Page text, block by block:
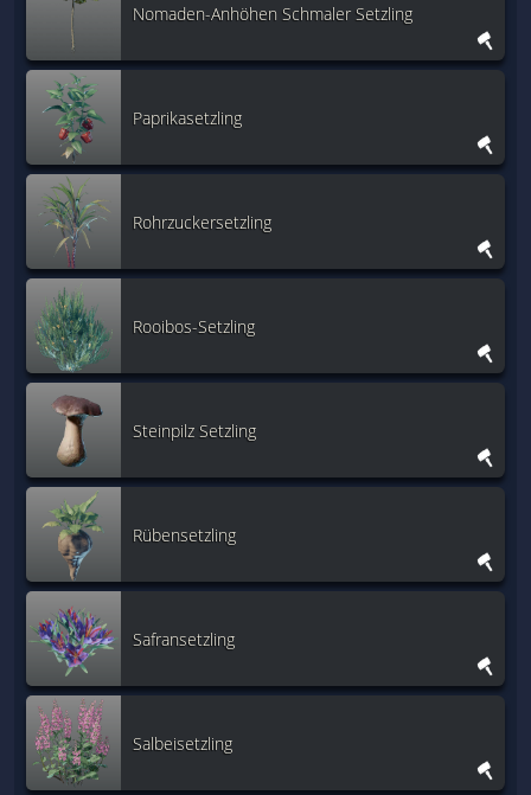
Nomaden-Anhöhen Schmaler Setzling
Paprikasetzling
Rohrzuckersetzling
Rooibos-Setzling
Steinpilz Setzling
Rübensetzling
Safransetzling
Salbeisetzling